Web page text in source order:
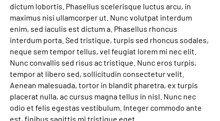
Suche
Leichte Sprache
dictum lobortis. Phasellus scelerisque luctus arcu, in
maximus nisi ullamcorper ut. Nunc volutpat interdum
enim, sed iaculis est dictum a. Phasellus rhoncus
interdum porta. Sed tristique, turpis sed rhoncus sodales,
neque sem tempor tellus, vel feugiat lorem mi nec elit.
Nunc convallis sed risus ac tristique. Nunc eros turpis,
tempor at libero sed, sollicitudin consectetur velit.
Aenean malesuada, tortor in blandit pharetra, ex turpis
placerat nulla, ac cursus magna tellus in nisl. Nunc nec
odio et felis egestas vestibulum. Integer commodo ante
est, finibus sagittis mi tristique eget.